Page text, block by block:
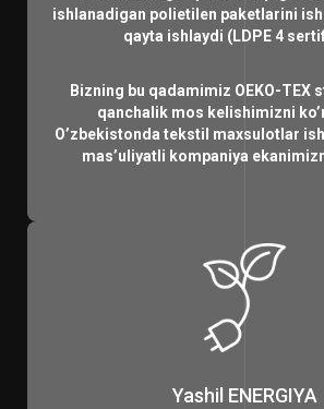
ishlanadigan polietilen paketlarini
qayta ishlaydi (LDPE 4
Bizning bu qadamimiz OEKO-TEX
qanchalik mos kelishimizni
O’zbekistonda tekstil maxsulotlar
mas’uliyatli kompaniya
Yashil ENERGIYA